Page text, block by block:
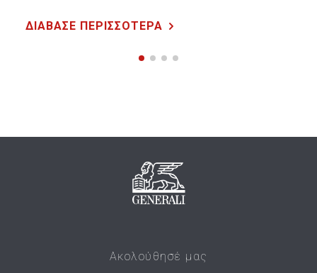
ΔΙΑΒΑΣΕ ΠΕΡΙΣΣΟΤΕΡΑ
Ακολούθησέ μας